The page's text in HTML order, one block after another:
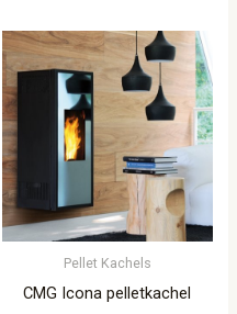
Pellet Kachels
CMG Icona pelletkachel